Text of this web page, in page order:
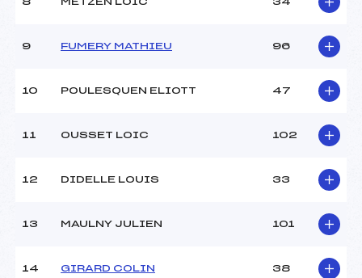
Ouvreurs C :
BEAU
12H30
ADRIAENSEN BJORN (PE)
Ouvreurs B :
Ouvreurs D :
8 METZEN LOIC 34
9 FUMERY MATHIEU 96
10 POULESQUEN ELIOTT 47
11 OUSSET LOIC 102
12 DIDELLE LOUIS 33
13 MAULNY JULIEN 101
14 GIRARD COLIN 38